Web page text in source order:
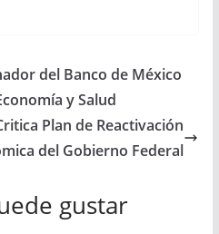
del Banco de México
y Salud
Plan de Reactivación
del Gobierno Federal
gustar